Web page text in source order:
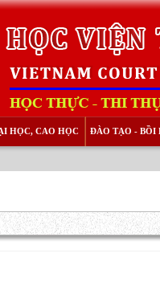
HỌC, CAO HỌC ĐÀO TẠO - BỒI